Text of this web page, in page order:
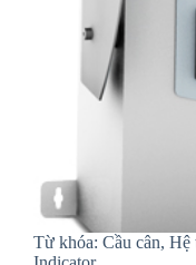
Từ khóa: Cầu cân, Hệ